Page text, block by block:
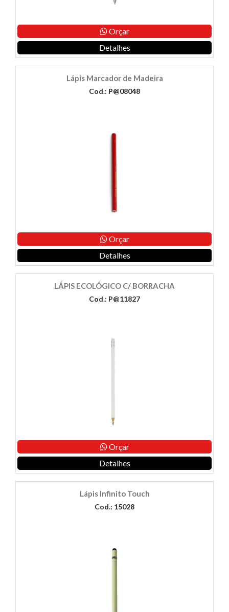
Orçar
Detalhes
Lápis Marcador de Madeira
Cod.: P@08048
Orçar
Detalhes
LÁPIS ECOLÓGICO C/ BORRACHA
Cod.: P@11827
Orçar
Detalhes
Lápis Infinito Touch
Cod.: 15028